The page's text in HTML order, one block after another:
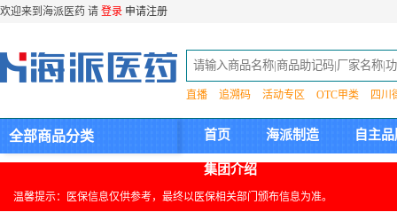
欢迎来到海派医药 请 登录 申请注册
直播 追溯码 活动专区 OTC甲类 四川
全部商品分类 首页 海派制造 自主
集团介绍
温馨提示：医保信息仅供参考，最终以医保相关部门颁布信息为准。